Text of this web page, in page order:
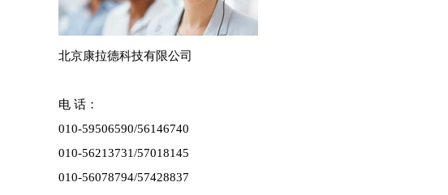
北京康拉德科技有限公司
电 话：
010-59506590/56146740
010-56213731/57018145
010-56078794/57428837